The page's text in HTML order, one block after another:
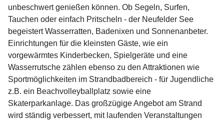
unbeschwert genießen können. Ob Segeln, Surfen,
Tauchen oder einfach Pritscheln - der Neufelder See
begeistert Wasserratten, Badenixen und Sonnenanbeter.
Einrichtungen für die kleinsten Gäste, wie ein
vorgewärmtes Kinderbecken, Spielgeräte und eine
Wasserrutsche zählen ebenso zu den Attraktionen wie
Sportmöglichkeiten im Strandbadbereich - für Jugendliche
z.B. ein Beachvolleyballplatz sowie eine
Skaterparkanlage. Das großzügige Angebot am Strand
wird ständig verbessert, mit laufenden Veranstaltungen